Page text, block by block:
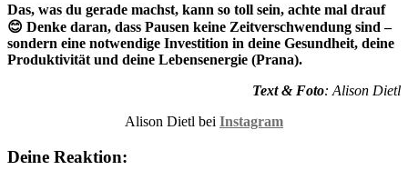
Das, was du gerade machst, kann so toll sein, achte mal drauf
😊 Denke daran, dass Pausen keine Zeitverschwendung sind –
sondern eine notwendige Investition in deine Gesundheit, deine
Produktivität und deine Lebensenergie (Prana).
Text & Foto: Alison Dietl
Alison Dietl bei Instagram
Deine Reaktion: